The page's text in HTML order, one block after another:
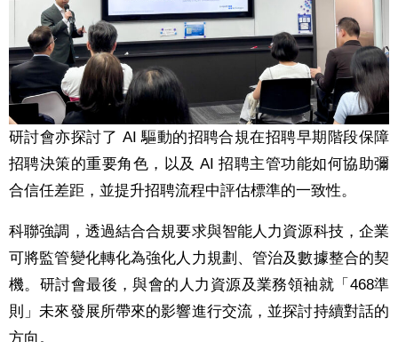
研討會亦探討了 AI 驅動的招聘合規在招聘早期階段保障
招聘決策的重要角色，以及 AI 招聘主管功能如何協助彌
合信任差距，並提升招聘流程中評估標準的一致性。
科聯強調，透過結合合規要求與智能人力資源科技，企業
可將監管變化轉化為強化人力規劃、管治及數據整合的契
機。研討會最後，與會的人力資源及業務領袖就「468準
則」未來發展所帶來的影響進行交流，並探討持續對話的
方向。